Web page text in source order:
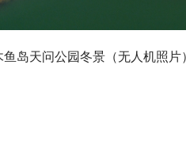
岛天问公园冬景（无人机照